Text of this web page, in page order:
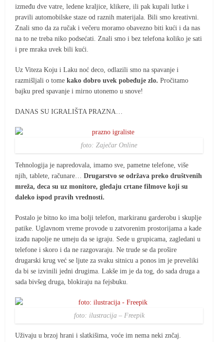
između dve vatre, ledene kraljice, klikere, ili pak kupali lutke i
pravili automobilske staze od raznih materijala. Bili smo kreativni.
Znali smo da za ručak i večeru moramo obavezno biti kući i da nas
na to ne treba niko podsećati. Znali smo i bez telefona koliko je sati
i pre mraka uvek bili kući.
Uz Viteza Koju i Laku noć deco, odlazili smo na spavanje i
razmišljali o tomekako dobro uvek pobeđuje zlo. Pročitamo
bajku pred spavanje i mirno utonemo u snove!
DANAS SU IGRALIŠTA PRAZNA…
foto: Zaječar Online
Tehnologija je napredovala, imamo sve, pametne telefone, više
njih, tablete, računare…Drugarstvo se održava preko društvenih
mreža, deca su uz monitore, gledaju crtane filmove koji su
daleko ispod pravih vrednosti.
Postalo je bitno ko ima bolji telefon, markiranu garderobu i skuplje
patike. Uglavnom vreme provode u zatvorenim prostorijama a kade
izađu napolje ne umeju da se igraju. Sede u grupicama, zagledani u
telefone i skoro i da ne razgovaraju. Ne trude se da prošire
drugarski krug već se ljute za svaku sitnicu a ponos im je preveliki
da bi se izvinili jedni drugima. Lakše im je da tog, do sada druga a
sada bivšeg druga, blokiraju na fejsbuku.
foto: ilustracija – Freepik
Uživaju u brzoj hrani i slatkišima, voće im nema neki znčaj.